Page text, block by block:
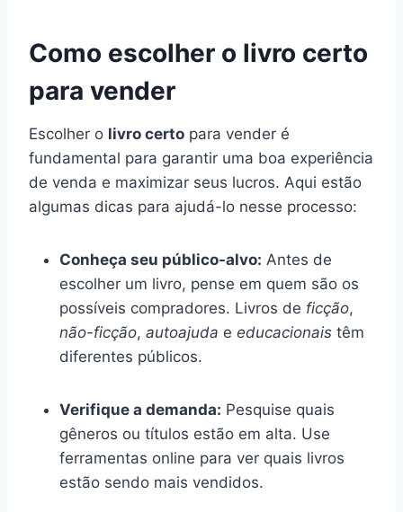
Como escolher o livro certo
para vender
Escolher o livro certo para vender é
fundamental para garantir uma boa experiência
de venda e maximizar seus lucros. Aqui estão
algumas dicas para ajudá-lo nesse processo:
Conheça seu público-alvo: Antes de
escolher um livro, pense em quem são os
possíveis compradores. Livros de ficção,
não-ficção, autoajuda e educacionais têm
diferentes públicos.
Verifique a demanda: Pesquise quais
gêneros ou títulos estão em alta. Use
ferramentas online para ver quais livros
estão sendo mais vendidos.